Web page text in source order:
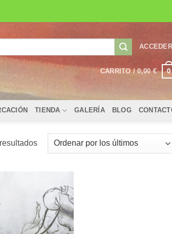
ACCEDER
CARRITO /0,00€ 0
TIENDA GALERÍA BLOG
Ordenado
por